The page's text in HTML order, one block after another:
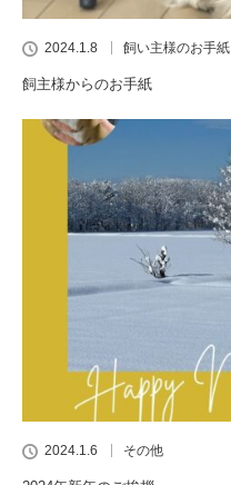
2024.1.8 飼い主様のお手紙
飼主様からのお手紙
2024.1.6 その他